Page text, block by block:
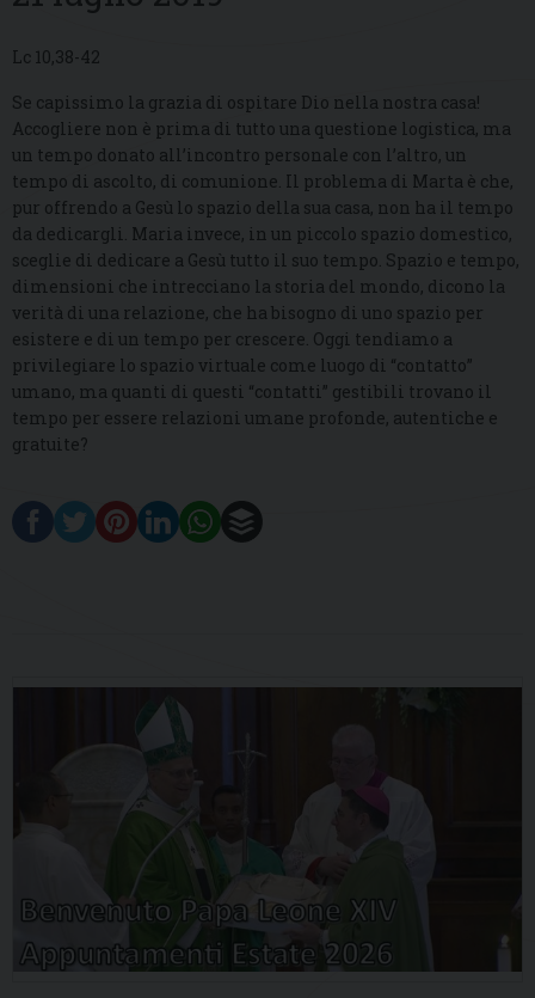
Lc 10,38-42
Se capissimo la grazia di ospitare Dio nella nostra casa!
Accogliere non è prima di tutto una questione logistica, ma
un tempo donato all’incontro personale con l’altro, un
tempo di ascolto, di comunione. Il problema di Marta è che,
pur offrendo a Gesù lo spazio della sua casa, non ha il tempo
da dedicargli. Maria invece, in un piccolo spazio domestico,
sceglie di dedicare a Gesù tutto il suo tempo. Spazio e tempo,
dimensioni che intrecciano la storia del mondo, dicono la
verità di una relazione, che ha bisogno di uno spazio per
esistere e di un tempo per crescere. Oggi tendiamo a
privilegiare lo spazio virtuale come luogo di “contatto”
umano, ma quanti di questi “contatti” gestibili trovano il
tempo per essere relazioni umane profonde, autentiche e
gratuite?